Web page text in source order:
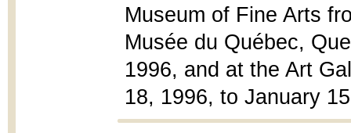
Museum of Fine Arts
Musée du Québec,
1996, and at the Art
18, 1996, to January